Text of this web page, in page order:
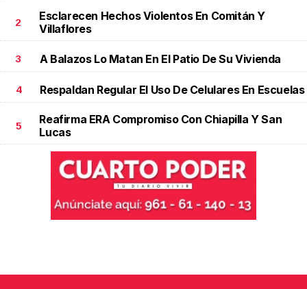
2
Esclarecen Hechos Violentos En Comitán Y
Villaflores
3 A Balazos Lo Matan En El Patio De Su Vivienda
4 Respaldan Regular El Uso De Celulares En Escuelas
5
Reafirma ERA Compromiso Con Chiapilla Y San
Lucas